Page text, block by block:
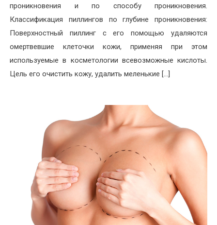
проникновения и по способу проникновения.
Классификация пиллингов по глубине проникновения:
Поверхностный пиллинг с его помощью удаляются
омертвевшие клеточки кожи, применяя при этом
используемые в косметологии всевозможные кислоты.
Цель его очистить кожу, удалить меленькие […]